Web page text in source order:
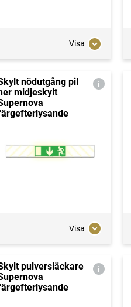
Visa
nödutgång pil
midjeskylt
Visa
pulversläckare